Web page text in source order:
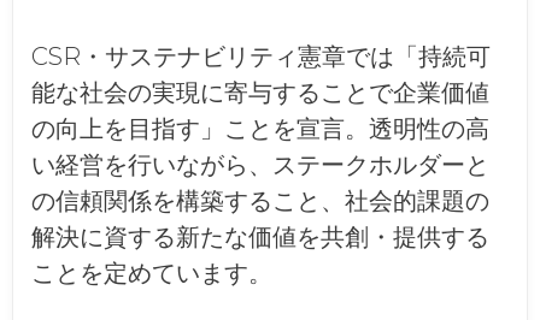
CSR・サステナビリティ憲章では「持続可
能な社会の実現に寄与することで企業価値
の向上を目指す」ことを宣言。透明性の高
い経営を行いながら、ステークホルダーと
の信頼関係を構築すること、社会的課題の
解決に資する新たな価値を共創・提供する
ことを定めています。